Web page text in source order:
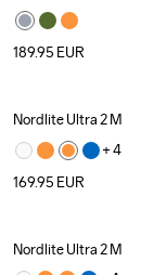
189.95 EUR
Nordlite Ultra 2 M
+ 4
169.95 EUR
Nordlite Ultra 2 M